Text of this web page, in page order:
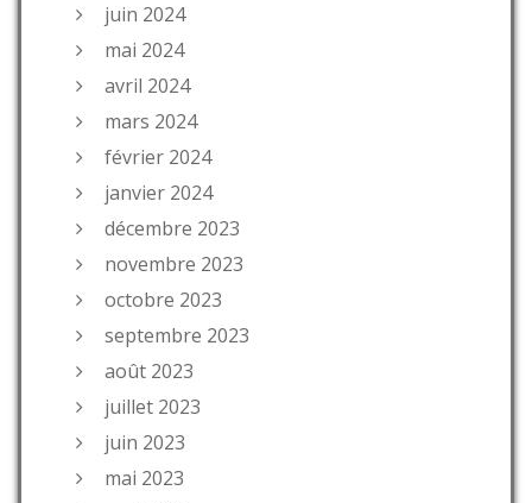
juin 2024
mai 2024
avril 2024
mars 2024
février 2024
janvier 2024
décembre 2023
novembre 2023
octobre 2023
septembre 2023
août 2023
juillet 2023
juin 2023
mai 2023